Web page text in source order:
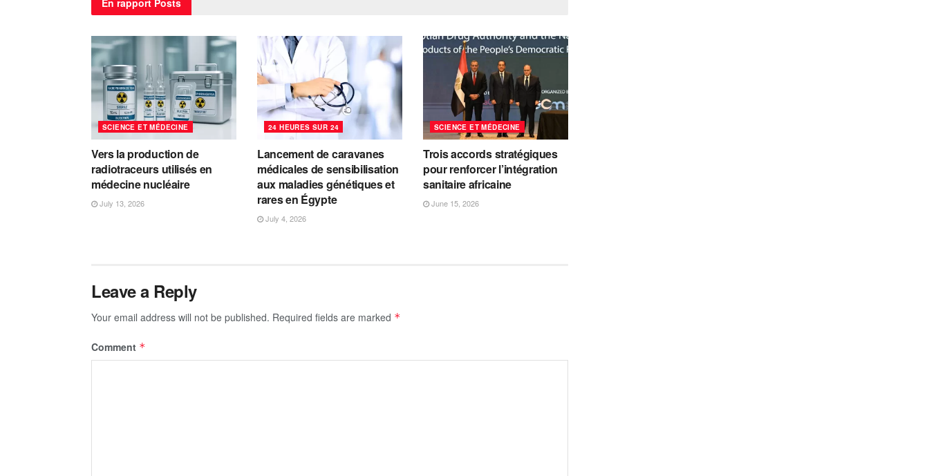
SCIENCE ET MÉDECINE
Vers la production de
radiotraceurs utilisés en
médecine nucléaire
July 13, 2026
24 HEURES SUR 24
Lancement de caravanes
médicales de sensibilisation
aux maladies génétiques et
rares en Égypte
July 4, 2026
SCIENCE ET MÉDECINE
Trois accords stratégiques
pour renforcer l’intégration
sanitaire africaine
June 15, 2026
Leave a Reply
Your email address will not be published. Required fields are marked *
Comment *